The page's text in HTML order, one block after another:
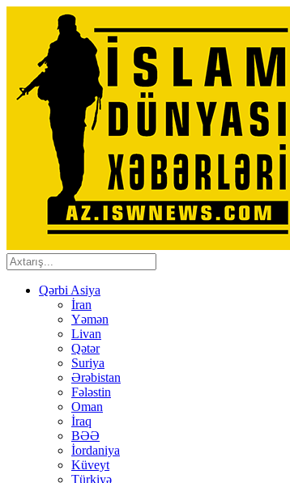
Qərbi Asiya
İran
Yəmən
Livan
Qətər
Suriya
Ərəbistan
Fələstin
Oman
İraq
BƏƏ
İordaniya
Küveyt
Türkiyə